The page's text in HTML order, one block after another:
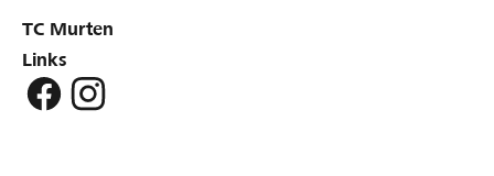
TC Murten
Links